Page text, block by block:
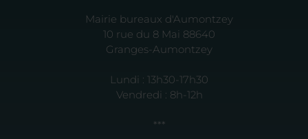
Mairie bureaux d'Aumontzey
10 rue du 8 Mai 88640
Granges-Aumontzey
Lundi : 13h30-17h30
Vendredi : 8h-12h
***